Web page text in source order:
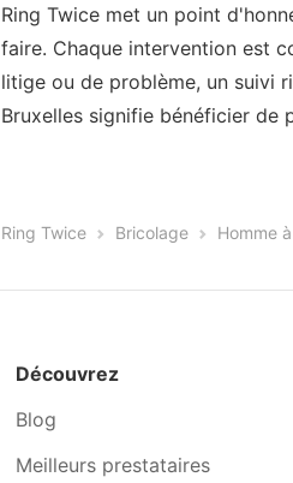
Ring Twice met un point
faire. Chaque intervention est
litige ou de problème, un suivi
Bruxelles signifie bénéficier
Ring Twice Bricolage Homme
Découvrez
Blog
Meilleurs prestataires